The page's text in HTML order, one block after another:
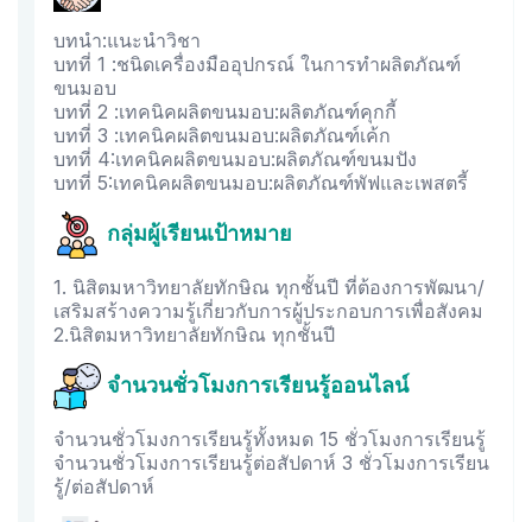
บทนำ:แนะนำวิชา
บทที่ 1 :ชนิดเครื่องมืออุปกรณ์ ในการทำผลิตภัณฑ์
ขนมอบ
บทที่ 2 :เทคนิคผลิตขนมอบ:ผลิตภัณฑ์คุกกี้
บทที่ 3 :เทคนิคผลิตขนมอบ:ผลิตภัณฑ์เค้ก
บทที่ 4:เทคนิคผลิตขนมอบ:ผลิตภัณฑ์ขนมปัง
บทที่ 5:เทคนิคผลิตขนมอบ:ผลิตภัณฑ์พัฟและเพสตรี้
กลุ่มผู้เรียนเป้าหมาย
1. นิสิตมหาวิทยาลัยทักษิณ ทุกชั้นปี ที่ต้องการพัฒนา/
เสริมสร้างความรู้เกี่ยวกับการผู้ประกอบการเพื่อสังคม
2.นิสิตมหาวิทยาลัยทักษิณ ทุกชั้นปี
จำนวนชั่วโมงการเรียนรู้ออนไลน์
จำนวนชั่วโมงการเรียนรู้ทั้งหมด 15 ชั่วโมงการเรียนรู้
จำนวนชั่วโมงการเรียนรู้ต่อสัปดาห์ 3 ชั่วโมงการเรียน
รู้/ต่อสัปดาห์